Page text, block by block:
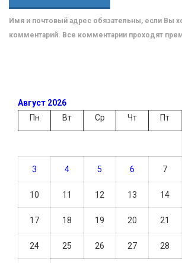
Имя и почтовый адрес обязательны, если Вы
комментарий. Все комментарии проходят
Август 2026
Пн
Вт Ср Чт Пт
3 4 5 6 7
10 11 12 13 14
17 18 19 20 21
24 25 26 27 28